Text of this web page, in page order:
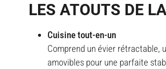
LES ATOUTS DE
Cuisine tout-en-un
Comprend un évier rétractable,
amovibles pour une parfaite